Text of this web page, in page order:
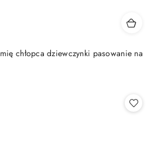
chłopca dziewczynki pasowanie na